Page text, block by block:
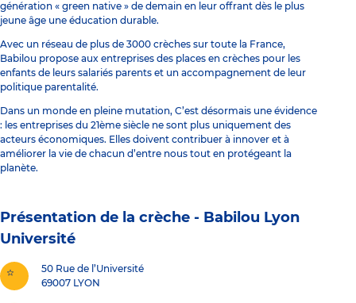
génération « green native » de demain en leur offrant dès le plus
jeune âge une éducation durable.
Avec un réseau de plus de 3000 crèches sur toute la France,
Babilou propose aux entreprises des places en crèches pour les
enfants de leurs salariés parents et un accompagnement de leur
politique parentalité.
Dans un monde en pleine mutation, C’est désormais une évidence
: les entreprises du 21ème siècle ne sont plus uniquement des
acteurs économiques. Elles doivent contribuer à innover et à
améliorer la vie de chacun d’entre nous tout en protégeant la
planète.
Présentation de la crèche - Babilou Lyon
Université
50 Rue de l’Université
69007 LYON